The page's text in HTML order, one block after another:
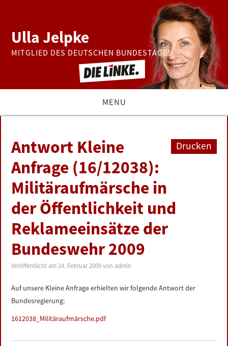
Ulla Jelpke
MITGLIED DES DEUTSCHEN BUNDESTAGES
MENU
BUNDESTAG
PRESSE
ZUR PERSON
LINKS
DATENSCHUTZERKLÄRUNG
IMPRESSUM
Drucken
Antwort Kleine
Anfrage (16/12038):
Militäraufmärsche in
der Öffentlichkeit und
Reklameeinsätze der
Bundeswehr 2009
Veröffentlicht am24. Februar 2009 vonadmin
Auf unsere Kleine Anfrage erhielten wir folgende Antwort der
Bundesregierung:
1612038_Militäraufmärsche.pdf